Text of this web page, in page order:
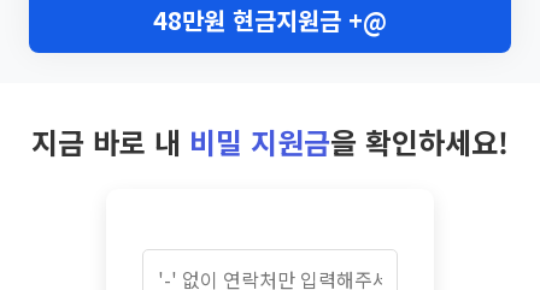
48만원 현금지원금 +@
지금 바로 내 비밀 지원금을 확인하세요!